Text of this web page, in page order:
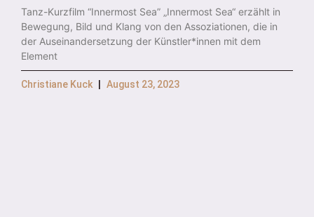
Tanz-Kurzfilm “Innermost Sea” „Innermost Sea“ erzählt in
Bewegung, Bild und Klang von den Assoziationen, die in
der Auseinandersetzung der Künstler*innen mit dem
Element
Christiane Kuck August 23, 2023